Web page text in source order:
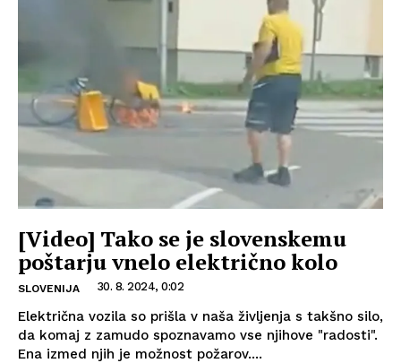
[Video] Tako se je slovenskemu
poštarju vnelo električno kolo
SLOVENIJA 30. 8. 2024, 0:02
Električna vozila so prišla v naša življenja s takšno silo,
da komaj z zamudo spoznavamo vse njihove "radosti".
Ena izmed njih je možnost požarov....